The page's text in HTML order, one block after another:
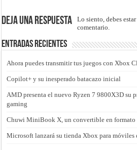
Deja una respuesta Lo siento, debes
comentario.
Entradas recientes
Ahora puedes transmitir tus juegos con Xbox
Copilot+ y su inesperado batacazo inicial
AMD presenta el nuevo Ryzen 7 9800X3D su
gaming
Chuwi MiniBook X, un convertible en formato
Microsoft lanzará su tienda Xbox para móviles